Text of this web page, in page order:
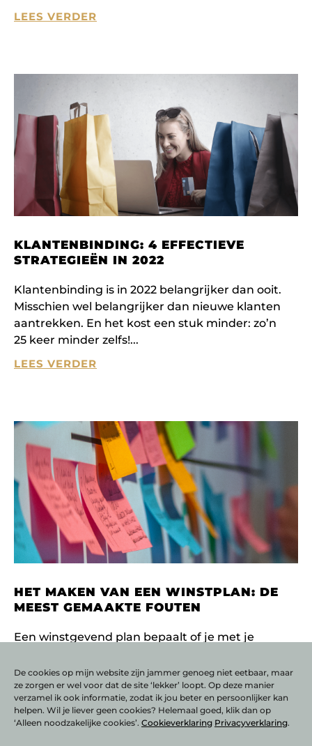
De cookies op mijn website zijn jammer genoeg niet eetbaar, maar
ze zorgen er wel voor dat de site ‘lekker’ loopt. Op deze manier
verzamel ik ook informatie, zodat ik jou beter en persoonlijker kan
helpen. Wil je liever geen cookies? Helemaal goed, klik dan op
‘Alleen noodzakelijke cookies’. Cookieverklaring Privacyverklaring.
LEES VERDER
KLANTENBINDING: 4 EFFECTIEVE
STRATEGIEËN IN 2022
Klantenbinding is in 2022 belangrijker dan ooit.
Misschien wel belangrijker dan nieuwe klanten
aantrekken. En het kost een stuk minder: zo’n
25 keer minder zelfs!
LEES VERDER
HET MAKEN VAN EEN WINSTPLAN: DE
MEEST GEMAAKTE FOUTEN
Een winstgevend plan bepaalt of je met je
oogopslag met welke diensten en producten je
omzet gaat
LEES VERDER